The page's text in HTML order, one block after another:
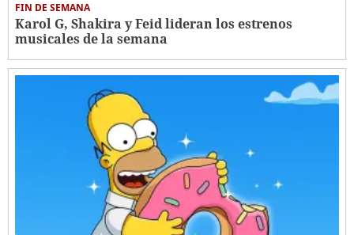
FIN DE SEMANA
Karol G, Shakira y Feid lideran los estrenos
musicales de la semana